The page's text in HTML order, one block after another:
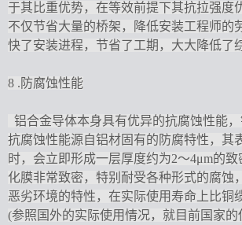
于其比重优势，在等效前提下其抗拉强度
不仅节省大量的桥架，降低安装工程师的
快了安装进程，节省了工期，大大降低了
8 . 防腐蚀性能
铝合金导体本身具有优异的抗腐蚀性能
抗腐蚀性能源自铝材固有的防腐特性，其
时，会立即形成一层厚度约为2～4μm的
化膜非常致密，特别耐受各种形式的腐蚀
恶劣环境的特性，在实际使用寿命上比铜
(参照国外的实际使用情况，就目前国家的